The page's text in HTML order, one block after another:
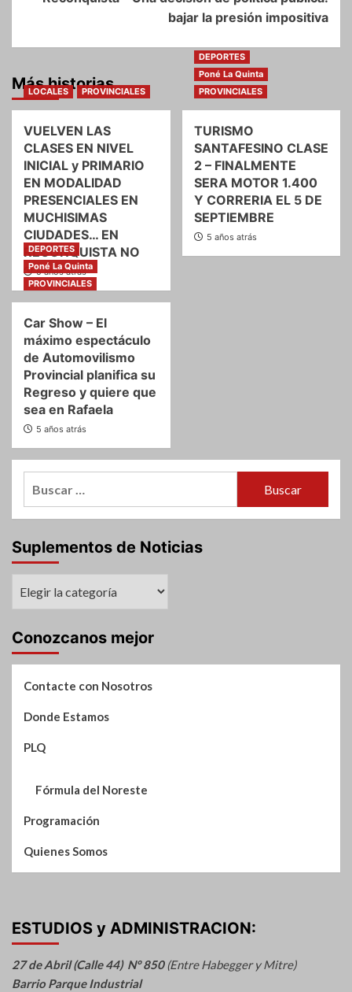
bajar la presión impositiva
Más historias
LOCALES PROVINCIALES
VUELVEN LAS
CLASES EN NIVEL
INICIAL y PRIMARIO
EN MODALIDAD
PRESENCIALES EN
MUCHISIMAS
CIUDADES… EN
RECONQUISTA NO
5 años atrás
DEPORTES
Poné La Quinta
PROVINCIALES
TURISMO
SANTAFESINO CLASE
2 – FINALMENTE
SERA MOTOR 1.400
Y CORRERIA EL 5 DE
SEPTIEMBRE
5 años atrás
DEPORTES
Poné La Quinta
PROVINCIALES
Car Show – El
máximo espectáculo
de Automovilismo
Provincial planifica su
Regreso y quiere que
sea en Rafaela
5 años atrás
Suplementos de Noticias
Conozcanos mejor
Contacte con Nosotros
Donde Estamos
PLQ
Fórmula del Noreste
Programación
Quienes Somos
ESTUDIOS y ADMINISTRACION:
27 de Abril (Calle 44) N° 850(Entre Habegger y Mitre)
Barrio Parque Industrial